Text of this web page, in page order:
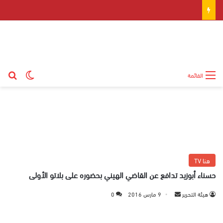
القائمة
هنا TV
حسناء أبوزيد تدافع عن القاضي الهيني بحضوره على بلاتو الأولى
هيئة التحرير 9 مارس 2016 0